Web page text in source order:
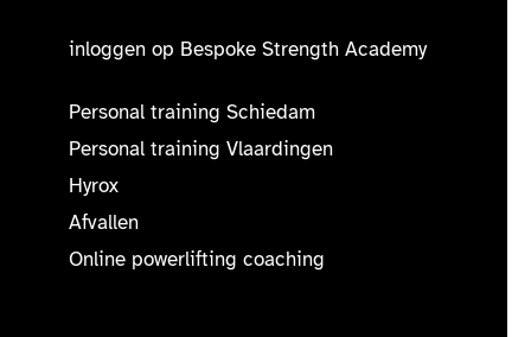
inloggen op Bespoke Strength Academy
Personal training Schiedam
Personal training Vlaardingen
Hyrox
Afvallen
Online powerlifting coaching